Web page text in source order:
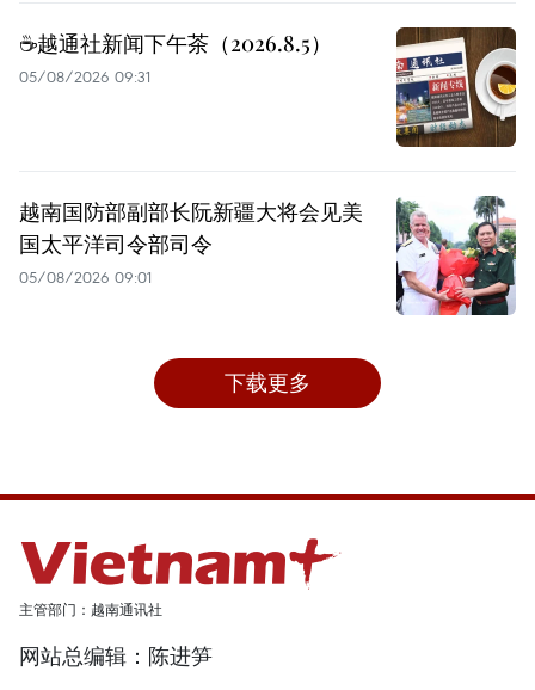
☕️越通社新闻下午茶（2026.8.5）
05/08/2026 09:31
越南国防部副部长阮新疆大将会见美
国太平洋司令部司令
05/08/2026 09:01
下载更多
主管部门：越南通讯社
网站总编辑：陈进笋